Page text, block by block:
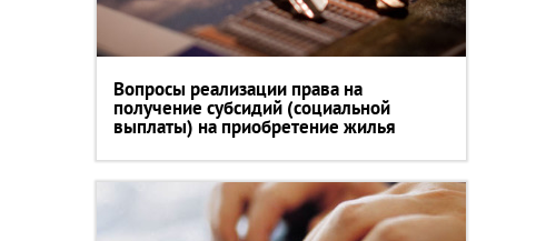
Вопросы реализации права на
получение субсидий (социальной
выплаты) на приобретение жилья